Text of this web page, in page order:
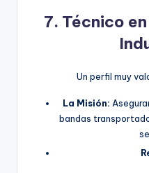
7. Técnico
Un perfil muy
La Misión:
bandas